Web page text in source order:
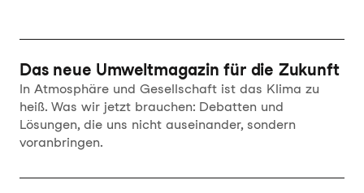
Das neue Umweltmagazin für die Zukunft
In Atmosphäre und Gesellschaft ist das Klima zu
heiß. Was wir jetzt brauchen: Debatten und
Lösungen, die uns nicht auseinander, sondern
voranbringen.